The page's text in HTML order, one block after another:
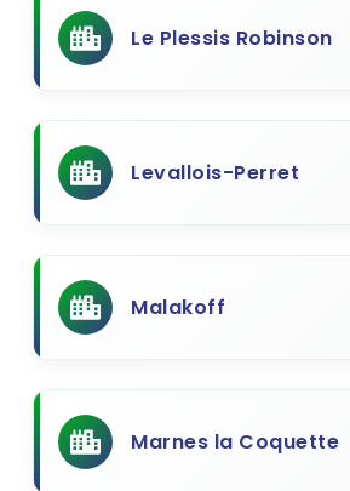
Le Plessis Robinson
Levallois-Perret
Malakoff
Marnes la Coquette